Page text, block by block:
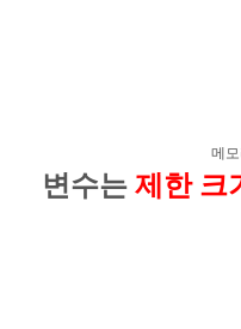
메
변수는 제한 크